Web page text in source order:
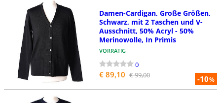
-10%
Damen-Cardigan, Große Größen,
Schwarz, mit 2 Taschen und V-
Ausschnitt, 50% Acryl - 50%
Merinowolle, In Primis
VORRÄTIG
0
€ 89,10 € 99,00